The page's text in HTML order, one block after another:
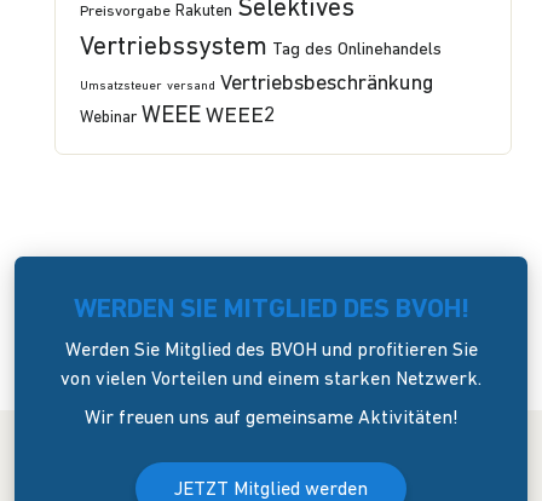
Preisvorgabe Rakuten Selektives
Vertriebssystem Tag des Onlinehandels
Umsatzsteuer versand Vertriebsbeschränkung
Webinar WEEE WEEE2
WERDEN SIE MITGLIED DES BVOH!
Werden Sie Mitglied des BVOH und profitieren Sie
von vielen Vorteilen und einem starken Netzwerk.
Wir freuen uns auf gemeinsame Aktivitäten!
JETZT Mitglied werden